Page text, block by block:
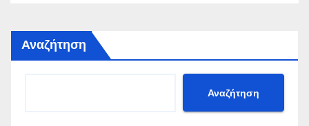
Αναζήτηση
Αναζήτηση